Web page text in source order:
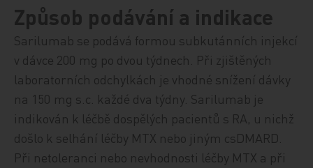
Způsob podávání a indikace
Sarilumab se podává formou subkutánních injekcí
v dávce 200 mg po dvou týdnech. Při zjištěných
laboratorních odchylkách je vhodné snížení dávky
na 150 mg s.c. každé dva týdny. Sarilumab je
indikován k léčbě dospělých pacientů s RA, u nichž
došlo k selhání léčby MTX nebo jiným csDMARD.
Při netoleranci nebo nevhodnosti léčby MTX a při